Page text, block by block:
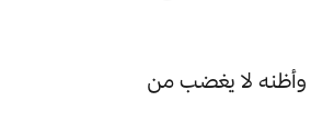
وأظنه لا يغضب من